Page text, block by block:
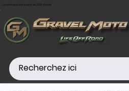
Livraison gratuite à partir de 200€ d'achat